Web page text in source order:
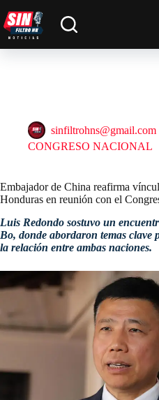
al
contenido
sinfiltrohns@gmail.com
CONGRESO NACIONAL
Embajador de China reafirma
Honduras en reunión con el
Luis Redondo sostuvo un
Bo, donde abordaron temas clave
la relación entre ambas naciones.